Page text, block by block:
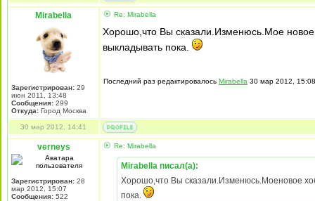
Mirabella
Зарегистрирован: 29
июн 2011, 13:48
Сообщения: 299
Откуда: Город Москва
Re: Mirabella
Хорошо,что Вы сказали.Изменюсь.Мое
выкладывать пока.
Последний раз редактировалось Mirabella 30 мар 2012,
30 мар 2012, 14:41
verneys
Зарегистрирован: 28
мар 2012, 15:07
Сообщения: 522
Re: Mirabella
Mirabella писал(а):
Хорошо,что Вы сказали.Изменюсь.Моеновое
пока.